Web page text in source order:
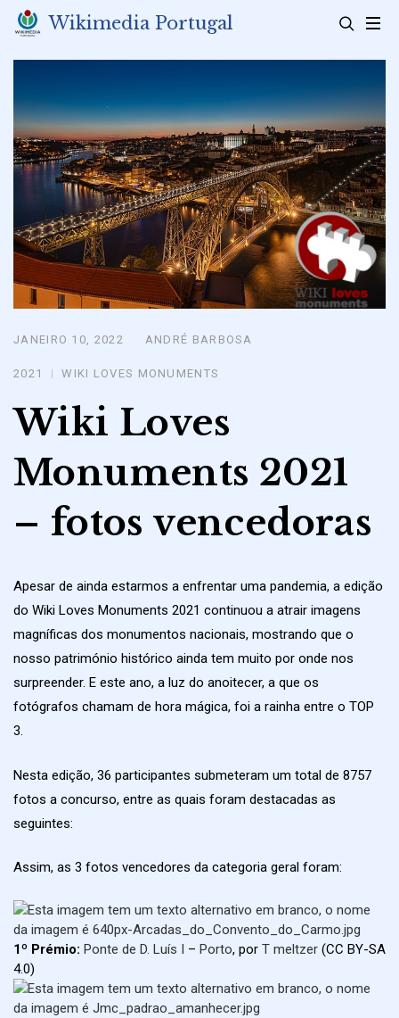
Skip
Wikimedia Portugal
Posted
on
JANEIRO 10, 2022 ANDRÉ BARBOSA
2021 WIKI LOVES MONUMENTS
Wiki Loves
Monuments 2021
– fotos vencedoras
Apesar de ainda estarmos a enfrentar uma pandemia, a edição
do Wiki Loves Monuments 2021 continuou a atrair imagens
magníficas dos monumentos nacionais, mostrando que o
nosso património histórico ainda tem muito por onde nos
surpreender. E este ano, a luz do anoitecer, a que os
fotógrafos chamam de hora mágica, foi a rainha entre o TOP
3.
Nesta edição, 36 participantes submeteram um total de 8757
fotos a concurso, entre as quais foram destacadas as
seguintes:
Assim, as 3 fotos vencedores da categoria geral foram:
1º Prémio: Ponte de D. Luís I – Porto, por T meltzer (CC BY-SA
4.0)